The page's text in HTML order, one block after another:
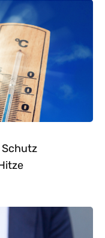
Schutz